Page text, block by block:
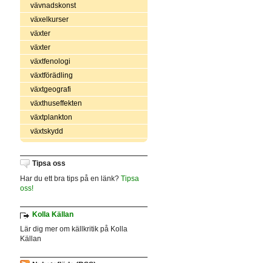
vävnadskonst
växelkurser
växter
växter
växtfenologi
växtförädling
växtgeografi
växthuseffekten
växtplankton
växtskydd
Tipsa oss
Har du ett bra tips på en länk? Tipsa
oss!
Kolla Källan
Lär dig mer om källkritik på Kolla
Källan